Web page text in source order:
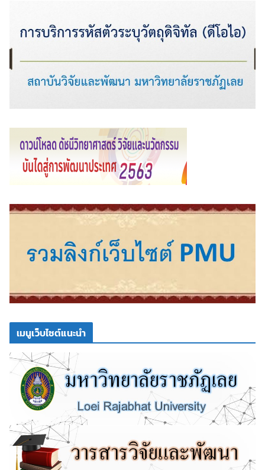
เมนูเว็บไซต์แนะนำ